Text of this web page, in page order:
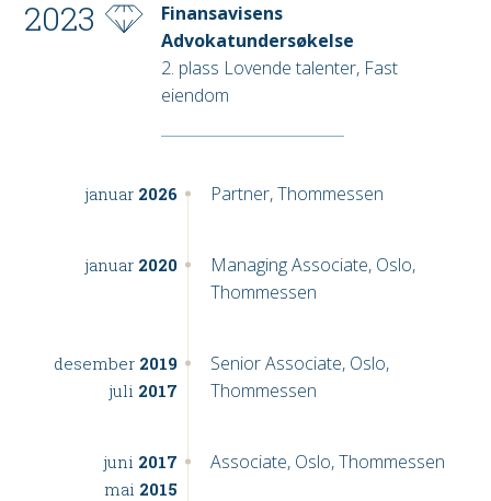
2023
Finansavisens
Advokatundersøkelse
2. plass Lovende talenter, Fast
eiendom
januar 2026 Partner, Thommessen
januar 2020
Managing Associate, Oslo,
Thommessen
desember 2019
juli 2017
Senior Associate, Oslo,
Thommessen
juni 2017
mai 2015
Associate, Oslo, Thommessen